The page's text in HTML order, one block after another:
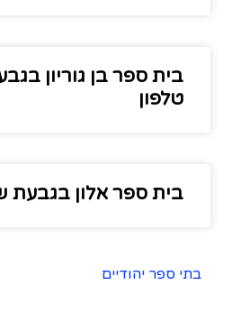
בית ספר בן גוריון
טלפון
בית ספר אלון בגבעת
בתי ספר יהודיים